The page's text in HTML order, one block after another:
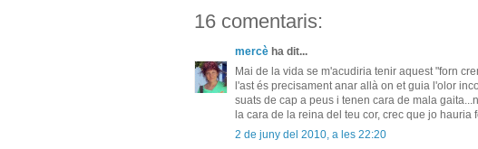
16 comentaris:
mercè ha dit...
Mai de la vida se m'acudiria tenir aquest "forn
l'ast és precisament anar allà on et guia l'olor
suats de cap a peus i tenen cara de mala
la cara de la reina del teu cor, crec que jo hauria
2 de juny del 2010, a les 22:20